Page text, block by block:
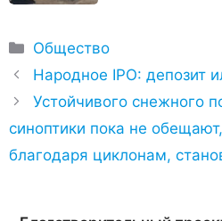
Рубрики
Общество
Народное IPO: депозит
Устойчивого снежного
синоптики пока не
благодаря циклонам,